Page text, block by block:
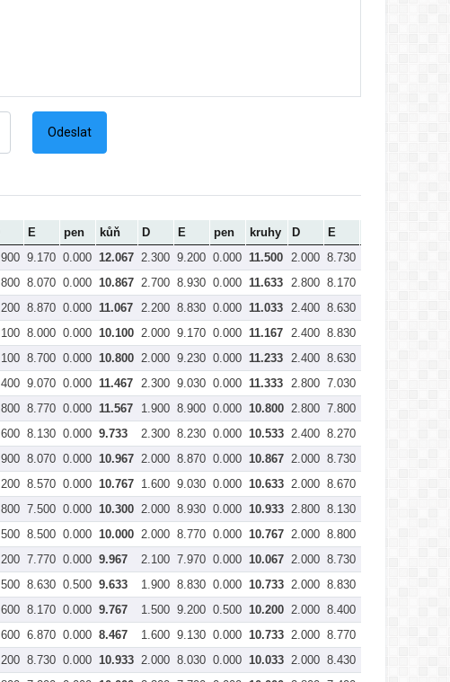
E pen kůň D E pen kruhy D E
9.170 0.000 12.067 2.300 9.200 0.000 11.500 2.000 8.730
8.070 0.000 10.867 2.700 8.930 0.000 11.633 2.800 8.170
8.870 0.000 11.067 2.200 8.830 0.000 11.033 2.400 8.630
8.000 0.000 10.100 2.000 9.170 0.000 11.167 2.400 8.830
8.700 0.000 10.800 2.000 9.230 0.000 11.233 2.400 8.630
9.070 0.000 11.467 2.300 9.030 0.000 11.333 2.800 7.030
8.770 0.000 11.567 1.900 8.900 0.000 10.800 2.800 7.800
8.130 0.000 9.733 2.300 8.230 0.000 10.533 2.400 8.270
8.070 0.000 10.967 2.000 8.870 0.000 10.867 2.000 8.730
8.570 0.000 10.767 1.600 9.030 0.000 10.633 2.000 8.670
7.500 0.000 10.300 2.000 8.930 0.000 10.933 2.800 8.130
8.500 0.000 10.000 2.000 8.770 0.000 10.767 2.000 8.800
7.770 0.000 9.967 2.100 7.970 0.000 10.067 2.000 8.730
8.630 0.500 9.633 1.900 8.830 0.000 10.733 2.000 8.830
8.170 0.000 9.767 1.500 9.200 0.500 10.200 2.000 8.400
6.870 0.000 8.467 1.600 9.130 0.000 10.733 2.000 8.770
8.730 0.000 10.933 2.000 8.030 0.000 10.033 2.000 8.430